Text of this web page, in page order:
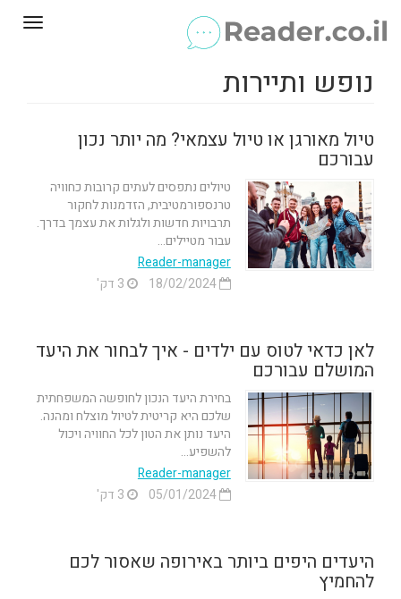
נופש ותיירות
טיול מאורגן או טיול עצמאי? מה יותר נכון
עבורכם
טיולים נתפסים לעתים קרובות כחוויה
טרנספורמטיבית, הזדמנות לחקור
תרבויות חדשות ולגלות את עצמך בדרך.
עבור מטיילים...
Reader-manager
18/02/2024
לאן כדאי לטוס עם ילדים - איך לבחור את היעד
המושלם עבורכם
בחירת היעד הנכון לחופשה המשפחתית
שלכם היא קריטית לטיול מוצלח ומהנה.
היעד נותן את הטון לכל החוויה ויכול
להשפיע...
Reader-manager
05/01/2024
היעדים היפים ביותר באירופה שאסור לכם
להחמיץ